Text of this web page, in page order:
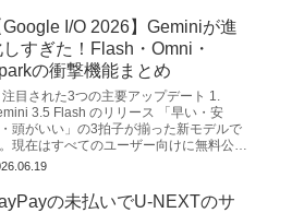
Google I/O 2026】Geminiが進
すぎた！Flash・Omni・
の衝撃機能まとめ
注目された3つの主要アップデート 1.
3.5 Flash のリリース 「早い・安
頭がいい」の3拍子が揃った新モデルで
現在はすべてのユーザー向けに無料公開
ています。 超高速な...
の未払いでU-NEXTのサ